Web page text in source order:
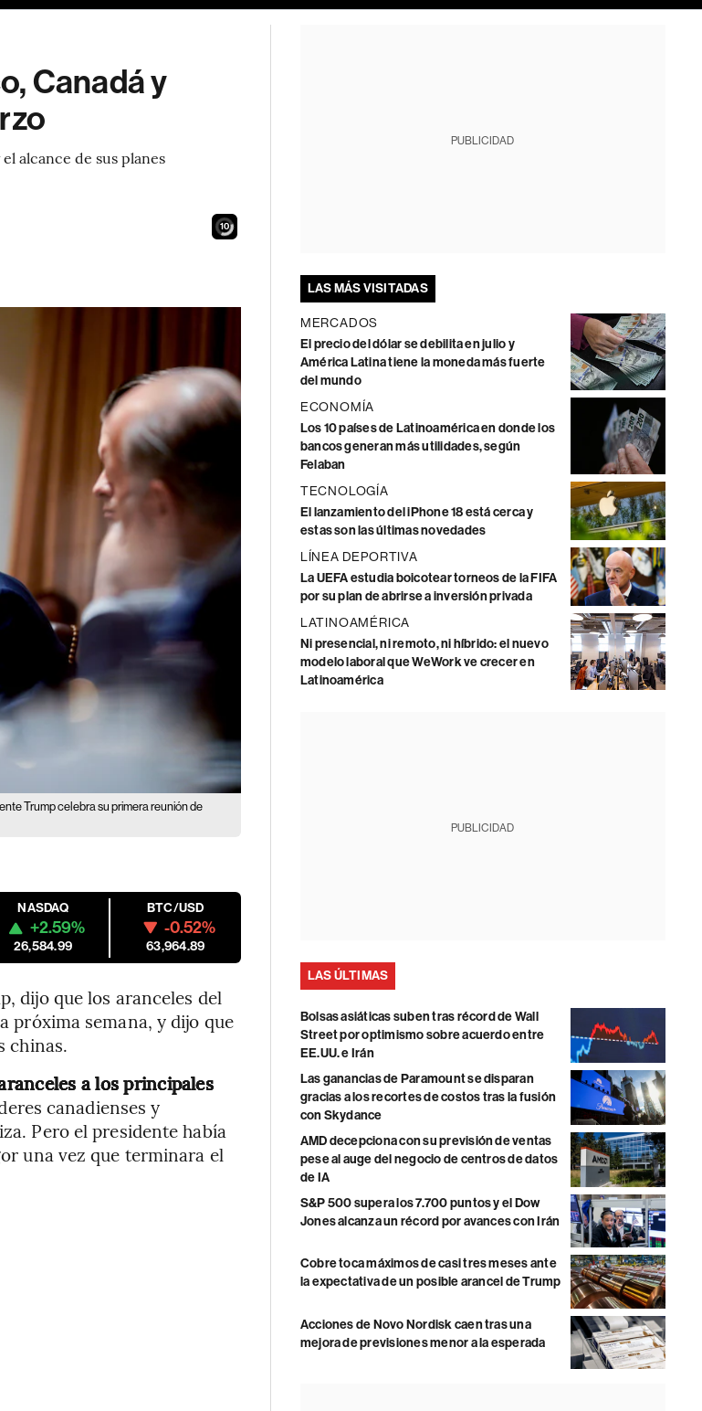
Canadá y
alcance de sus planes
8
Trump celebra su primera reunión de
NASDAQ
+2.59%
26,584.99
BTC/USD
-0.52%
63,964.89
dijo que los aranceles del
próxima semana, y dijo que
chinas.
a los principales
canadienses y
Pero el presidente había
una vez que terminara el
PUBLICIDAD
LAS MÁS VISITADAS
MERCADOS
El precio del dólar se debilita en julio y
América Latina tiene la moneda más fuerte
del mundo
ECONOMÍA
Los 10 países de Latinoamérica en donde los
bancos generan más utilidades, según
Felaban
TECNOLOGÍA
El lanzamiento del iPhone 18 está cerca y
estas son las últimas novedades
LÍNEA DEPORTIVA
La UEFA estudia boicotear torneos de la FIFA
por su plan de abrirse a inversión privada
LATINOAMÉRICA
Ni presencial, ni remoto, ni híbrido: el nuevo
modelo laboral que WeWork ve crecer en
Latinoamérica
PUBLICIDAD
LAS ÚLTIMAS
Bolsas asiáticas suben tras récord de Wall
Street por optimismo sobre acuerdo entre
EE.UU. e Irán
Las ganancias de Paramount se disparan
gracias a los recortes de costos tras la fusión
con Skydance
AMD decepciona con su previsión de ventas
pese al auge del negocio de centros de datos
de IA
S&P 500 supera los 7.700 puntos y el Dow
Jones alcanza un récord por avances con Irán
Cobre toca máximos de casi tres meses ante
la expectativa de un posible arancel de Trump
Acciones de Novo Nordisk caen tras una
mejora de previsiones menor a la esperada